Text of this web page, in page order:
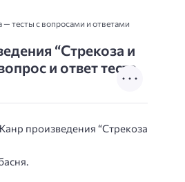
— тесты с вопросами и ответами
“Стрекоза и
и ответ теста
произведения “Стрекоза